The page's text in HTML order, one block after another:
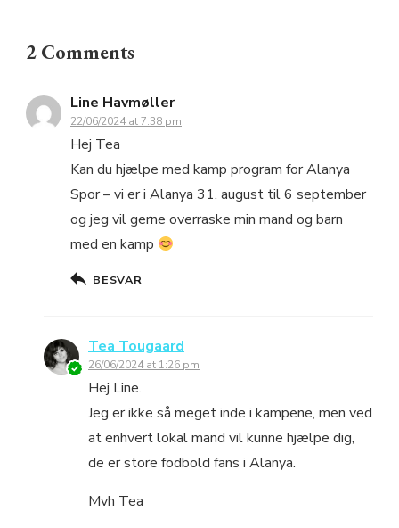
2 Comments
Line Havmøller
22/06/2024 at 7:38 pm
Hej Tea
Kan du hjælpe med kamp program for Alanya
Spor – vi er i Alanya 31. august til 6 september
og jeg vil gerne overraske min mand og barn
med en kamp
BESVAR
Tea Tougaard
26/06/2024 at 1:26 pm
Hej Line.
Jeg er ikke så meget inde i kampene, men ved
at enhvert lokal mand vil kunne hjælpe dig,
de er store fodbold fans i Alanya.
Mvh Tea